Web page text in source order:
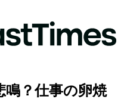
鳴？仕事の卵焼